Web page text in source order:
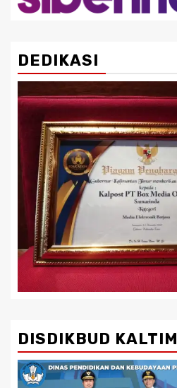
DEDIKASI
DISDIKBUD KALTIM